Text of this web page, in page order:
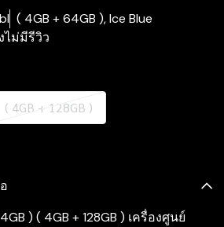
( 4GB + 64GB ), Ice Blue
ไม่มีรีวิว
( 4GB + 128GB )
) ( 4GB + 128GB ) เครื่องศูนย์